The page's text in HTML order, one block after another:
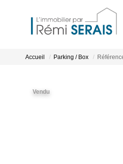
Accueil Parking / Box
Vendu